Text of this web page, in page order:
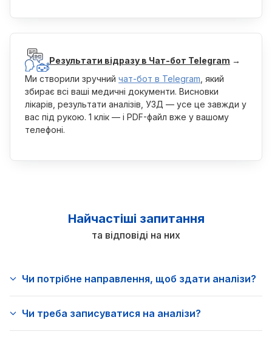
Результати відразу в Чат-бот Telegram →
Ми створили зручний чат-бот в Telegram , який
збирає всі ваші медичні документи. Висновки
лікарів, результати аналізів, УЗД — усе це завжди у
вас під рукою. 1 клік — і PDF-файл вже у вашому
телефоні.
Найчастіші запитання
та відповіді на них
Чи потрібне направлення, щоб здати аналізи?
Чи треба записуватися на аналізи?